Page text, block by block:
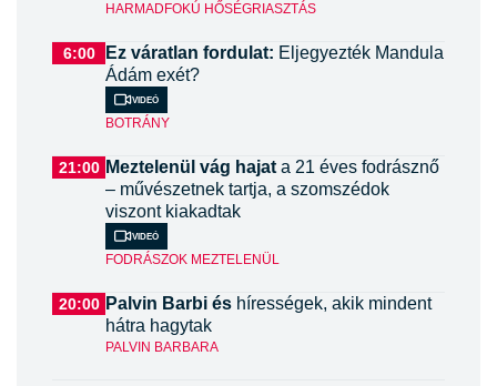
HARMADFOKÚ HŐSÉGRIASZTÁS
6:00 Ez váratlan fordulat: Eljegyezték Mandula
Ádám exét?
Videó
BOTRÁNY
21:00 Meztelenül vág hajat a 21 éves fodrásznő
– művészetnek tartja, a szomszédok
viszont kiakadtak
Videó
FODRÁSZOK MEZTELENÜL
20:00 Palvin Barbi és hírességek, akik mindent
hátra hagytak
PALVIN BARBARA